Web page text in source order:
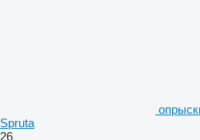
Spruta
26